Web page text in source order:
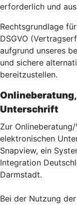
erforderlich und
Rechtsgrundlage
DSGVO
aufgrund unseres
und sichere
bereitzustellen.
Unterschrift
Zur
elektronischen
Snapview, ein
Integration
Darmstadt.
Bei der Nutzung